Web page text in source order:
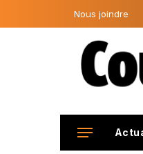
Nous joindre